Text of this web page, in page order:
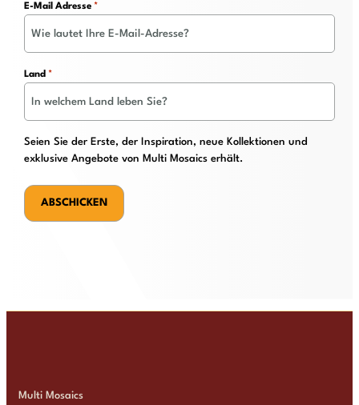
E-Mail Adresse *
Land *
Seien Sie der Erste, der Inspiration, neue Kollektionen und
exklusive Angebote von Multi Mosaics erhält.
Multi Mosaics